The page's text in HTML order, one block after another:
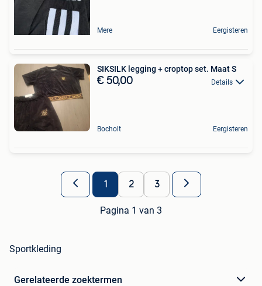
Mere Eergisteren
SIKSILK legging + croptop set. Maat S
€ 50,00 Details
Bocholt Eergisteren
1 2 3
Pagina 1 van 3
Sportkleding
Gerelateerde zoektermen